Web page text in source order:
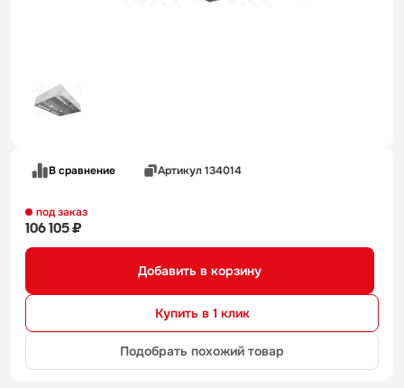
В сравнение Артикул 134014
под заказ
106 105 ₽
Добавить в корзину
Купить в 1 клик
Подобрать похожий товар